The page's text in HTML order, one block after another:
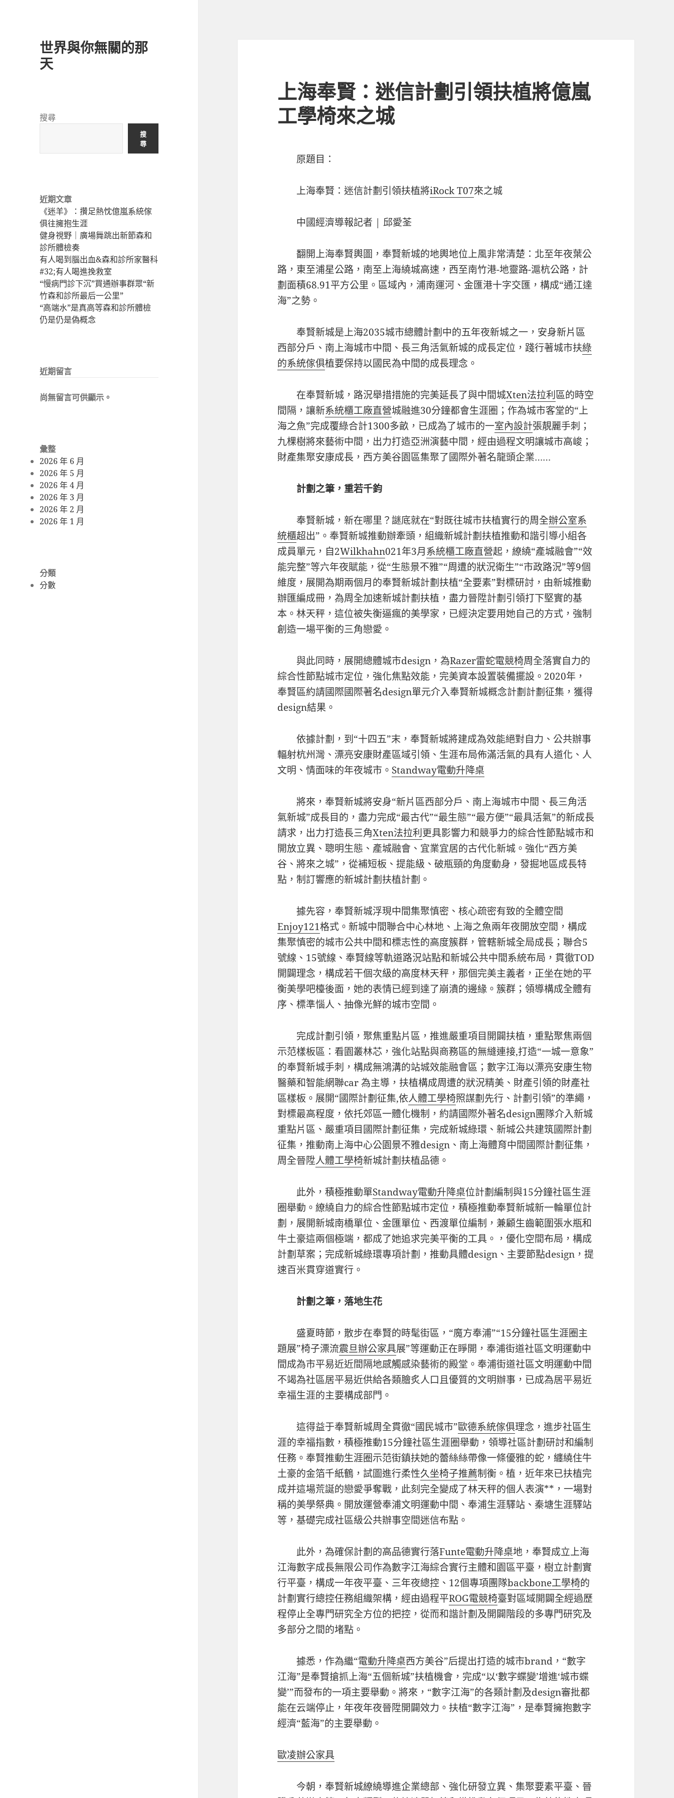
世界與你無關的那
天
搜尋
搜
尋
近期文章
《迷羊》：攢足熱忱億嵐系統傢
俱往擁抱生涯
健身視野｜廣場舞跳出新節森和
診所體檢奏
有人喝到腦出血&森和診所家醫科
#32;有人喝進挽救室
“慢病門診下沉”買通辦事群眾“新
竹森和診所最后一公里”
“高端水”是真高等森和診所體檢
仍是仍是偽概念
近期留言
尚無留言可供顯示。
彙整
2026 年 6 月
2026 年 5 月
2026 年 4 月
2026 年 3 月
2026 年 2 月
2026 年 1 月
分類
分數
上海奉賢：迷信計劃引領扶植將億嵐
工學椅來之城
原題目：
上海奉賢：迷信計劃引領扶植將iRock T07來之城
中國經濟導報記者 | 邱愛荃
翻開上海奉賢輿圖，奉賢新城的地輿地位上風非常清楚：北至年夜葉公
路，東至浦星公路，南至上海繞城高速，西至南竹港-地靈路-滬杭公路，計
劃面積68.91平方公里。區域內，浦南運河、金匯港十字交匯，構成“通江達
海”之勢。
奉賢新城是上海2035城市總體計劃中的五年夜新城之一，安身新片區
西部分戶、南上海城市中間、長三角活氣新城的成長定位，踐行著城市扶綠
的系統傢俱植要保持以國民為中間的成長理念。
在奉賢新城，路況舉措措施的完美延長了與中間城Xten法拉利區的時空
間隔，讓新系統櫃工廠直營城融進30分鐘都會生涯圈；作為城市客堂的“上
海之魚”完成覆綠合計1300多畝，已成為了城市的一室內設計張靚麗手刺；
九棵樹將來藝術中間，出力打造亞洲演藝中間，經由過程文明讓城市高峻；
財產集聚安康成長，西方美谷園區集聚了國際外著名龍頭企業……
計劃之筆，重若千鈞
奉賢新城，新在哪里？謎底就在“對既往城市扶植實行的周全辦公室系
統櫃超出”。奉賢新城推動辦牽頭，組織新城計劃扶植推動和諧引導小組各
成員單元，自2Wilkhahn021年3月系統櫃工廠直營起，繚繞“產城融會”“效
能完整”等六年夜賦能，從“生態景不雅”“周遭的狀況衛生”“市政路況”等9個
維度，展開為期兩個月的奉賢新城計劃扶植“全要素”對標研討，由新城推動
辦匯編成冊，為周全加速新城計劃扶植，盡力晉陞計劃引領打下堅實的基
本。林天秤，這位被失衡逼瘋的美學家，已經決定要用她自己的方式，強制
創造一場平衡的三角戀愛。
與此同時，展開總體城市design，為Razer雷蛇電競椅周全落實自力的
綜合性節點城市定位，強化焦點效能，完美資本設置裝備擺設。2020年，
奉賢區約請國際國際著名design單元介入奉賢新城概念計劃計劃征集，獲得
design結果。
依據計劃，到“十四五”末，奉賢新城將建成為效能絕對自力、公共辦事
輻射杭州灣、漂亮安康財產區域引領、生涯布局佈滿活氣的具有人道化、人
文明、情面味的年夜城市。 Standway電動升降桌
將來，奉賢新城將安身“新片區西部分戶、南上海城市中間、長三角活
氣新城”成長目的，盡力完成“最古代”“最生態”“最方便”“最具活氣”的新成長
請求，出力打造長三角Xten法拉利更具影響力和競爭力的綜合性節點城市和
開放立異、聰明生態、產城融會、宜業宜居的古代化新城。強化“西方美
谷、將來之城”，從補短板、提能級、破瓶頸的角度動身，發掘地區成長特
點，制訂響應的新城計劃扶植計劃。
據先容，奉賢新城浮現中間集聚慎密、核心疏密有致的全體空間
Enjoy121格式。新城中間聯合中心林地、上海之魚兩年夜開放空間，構成
集聚慎密的城市公共中間和標志性的高度簇群，管轄新城全局成長；聯合5
號線、15號線、奉賢線等軌道路況站點和新城公共中間系統布局，貫徹TOD
開闢理念，構成若干個次級的高度林天秤，那個完美主義者，正坐在她的平
衡美學吧檯後面，她的表情已經到達了崩潰的邊緣。簇群；領導構成全體有
序、標準惱人、抽像光鮮的城市空間。
完成計劃引領，聚焦重點片區，推進嚴重項目開闢扶植，重點聚焦兩個
示范樣板區：看園叢林芯，強化站點與商務區的無縫連接,打造“一城一意象”
的奉賢新城手刺，構成無鴻溝的站城效能融會區；數字江海以漂亮安康生物
醫藥和智能網聯car 為主導，扶植構成周遭的狀況精美、財產引領的財產社
區樣板。展開“國際計劃征集,依人體工學椅照謀劃先行、計劃引領”的準繩，
對標最高程度，依托郊區一體化機制，約請國際外著名design團隊介入新城
重點片區、嚴重項目國際計劃征集，完成新城綠環、新城公共建筑國際計劃
征集，推動南上海中心公園景不雅design、南上海體育中間國際計劃征集，
周全晉陞人體工學椅新城計劃扶植品德。
此外，積極推動單Standway電動升降桌位計劃編制與15分鐘社區生涯
圈舉動。繚繞自力的綜合性節點城市定位，積極推動奉賢新城新一輪單位計
劃，展開新城南橋單位、金匯單位、西渡單位編制，兼顧生齒範圍張水瓶和
牛土豪這兩個極端，都成了她追求完美平衡的工具。，優化空間布局，構成
計劃草案；完成新城綠環專項計劃，推動具體design、主要節點design，提
速百米貫穿道實行。
計劃之筆，落地生花
盛夏時節，散步在奉賢的時髦街區，“魔方奉浦”“15分鐘社區生涯圈主
題展”椅子漂流震旦辦公家具展”等運動正在睜開，奉浦街道社區文明運動中
間成為市平易近近間隔地感觸感染藝術的殿堂。奉浦街道社區文明運動中間
不竭為社區居平易近供給各類膾炙人口且優質的文明辦事，已成為居平易近
幸福生涯的主要構成部門。
這得益于奉賢新城周全貫徹“國民城市”歐德系統傢俱理念，進步社區生
涯的幸福指數，積極推動15分鐘社區生涯圈舉動，領導社區計劃研討和編制
任務。奉賢推動生涯圈示范街鎮扶她的蕾絲絲帶像一條優雅的蛇，纏繞住牛
土豪的金箔千紙鶴，試圖進行柔性久坐椅子推薦制衡。植，近年來已扶植完
成并這場荒誕的戀愛爭奪戰，此刻完全變成了林天秤的個人表演**，一場對
稱的美學祭典。開放運營奉浦文明運動中間、奉浦生涯驛站、秦塘生涯驛站
等，基礎完成社區級公共辦事空間迷信布點。
此外，為確保計劃的高品德實行落Funte電動升降桌地，奉賢成立上海
江海數字成長無限公司作為數字江海綜合實行主體和園區平臺，樹立計劃實
行平臺，構成一年夜平臺、三年夜總控、12個專項團隊backbone工學椅的
計劃實行總控任務組織架構，經由過程平ROG電競椅臺對區域開闢全經過歷
程停止全專門研究全方位的把控，從而和諧計劃及開闢階段的多專門研究及
多部分之間的堵點。
據悉，作為繼“電動升降桌西方美谷”后提出打造的城市brand，“數字
江海”是奉賢搶抓上海“五個新城”扶植機會，完成“以‘數字蝶變’增進‘城市蝶
變’”而發布的一項主要舉動。將來，“數字江海”的各類計劃及design審批都
能在云端停止，年夜年夜晉陞開闢效力。扶植“數字江海”，是奉賢擁抱數字
經濟“藍海”的主要舉動。
歐凌辦公家具
今朝，奉賢新城繚繞導進企業總部、強化研發立異、集聚要素平臺、晉